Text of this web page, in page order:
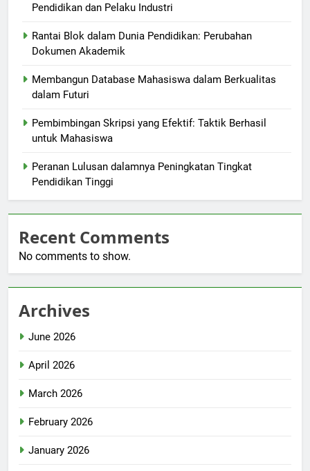
Pendidikan dan Pelaku Industri
Rantai Blok dalam Dunia Pendidikan: Perubahan
Dokumen Akademik
Membangun Database Mahasiswa dalam Berkualitas
dalam Futuri
Pembimbingan Skripsi yang Efektif: Taktik Berhasil
untuk Mahasiswa
Peranan Lulusan dalamnya Peningkatan Tingkat
Pendidikan Tinggi
Recent Comments
No comments to show.
Archives
June 2026
April 2026
March 2026
February 2026
January 2026